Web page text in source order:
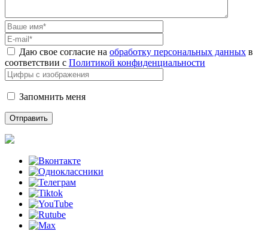
Даю свое согласие на обработку персональных данных в
соответствии с Политикой конфиденциальности
Запомнить меня